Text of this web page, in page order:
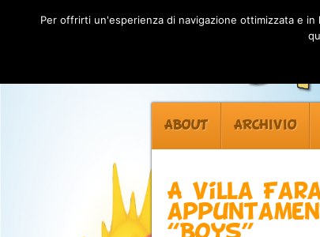
ABOUT ARCHIVIO
A Villa
Per offrirti un'esperienza di navigazione ottimizzata e